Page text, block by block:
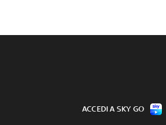
ACCEDI A SKY GO